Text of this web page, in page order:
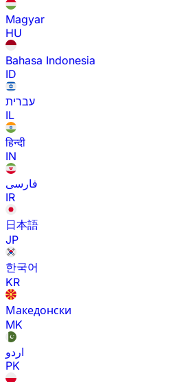
Magyar
HU
Bahasa Indonesia
ID
עברית
IL
हिन्दी
IN
فارسی
IR
日本語
JP
한국어
KR
Македонски
MK
اردو
PK